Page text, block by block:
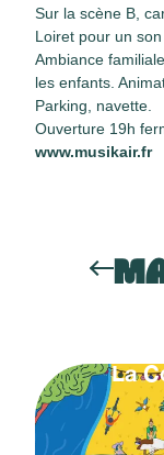
Sur la scène B,
Loiret pour un son
Ambiance
les enfants.
Parking, navette.
Ouverture 19h
www.musikair.fr
La